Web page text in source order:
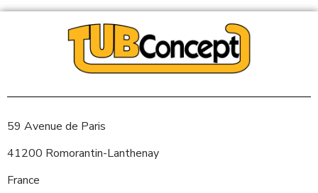
59 Avenue de Paris
41200 Romorantin-Lanthenay
France